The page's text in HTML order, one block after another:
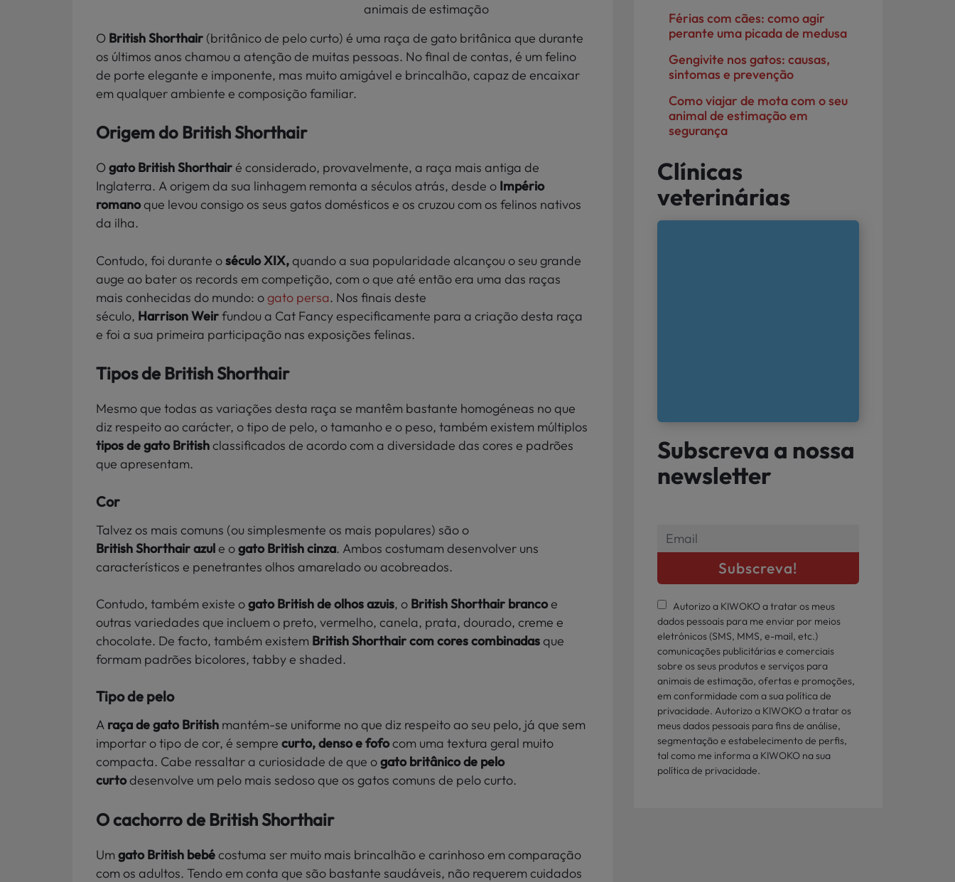
animais de estimação
O British Shorthair (britânico de pelo curto) é uma raça de gato britânica que durante
os últimos anos chamou a atenção de muitas pessoas. No final de contas, é um felino
de porte elegante e imponente, mas muito amigável e brincalhão, capaz de encaixar
em qualquer ambiente e composição familiar.
Origem do British Shorthair
Ogato British Shorthairé considerado, provavelmente, a raça mais antiga de
Inglaterra. A origem da sua linhagem remonta a séculos atrás, desde o Império
romanoque levou consigo os seus gatos domésticos e os cruzou com os felinos nativos
da ilha.
Contudo, foi durante oséculo XIX,quando a sua popularidade alcançou o seu grande
auge ao bater os records em competição, com o que até então era uma das raças
mais conhecidas do mundo: ogato persa. Nos finais deste
século, Harrison Weirfundou a Cat Fancy especificamente para a criação desta raça
e foi a sua primeira participação nas exposições felinas.
Tipos de British Shorthair
Mesmo que todas as variações desta raça se mantêm bastante homogéneas no que
diz respeito ao carácter, o tipo de pelo, o tamanho e o peso, também existem múltiplos
tipos de gato Britishclassificados de acordo com a diversidade das cores e padrões
que apresentam.
Cor
Talvez os mais comuns (ou simplesmente os mais populares) são o
British Shorthair azule ogato British cinza. Ambos costumam desenvolver uns
característicos e penetrantes olhos amarelado ou acobreados.
Contudo, também existe ogato British de olhos azuis, o British Shorthair brancoe
outras variedades que incluem o preto, vermelho, canela, prata, dourado, creme e
chocolate. De facto, também existem British Shorthair com cores combinadasque
formam padrões bicolores, tabby e shaded.
Tipo de pelo
A raça de gato British mantém-se uniforme no que diz respeito ao seu pelo, já que sem
importar o tipo de cor, é sempre curto, denso e fofocom uma textura geral muito
compacta. Cabe ressaltar a curiosidade de que ogato britânico de pelo
curtodesenvolve um pelo mais sedoso que os gatos comuns de pelo curto.
O cachorro de British Shorthair
Um gato British bebécostuma ser muito mais brincalhão e carinhoso em comparação
com os adultos. Tendo em conta que são bastante saudáveis, não requerem cuidados
Férias com cães: como agir
perante uma picada de medusa
Gengivite nos gatos: causas,
sintomas e prevenção
Como viajar de mota com o seu
animal de estimação em
segurança
Clínicas
veterinárias
Subscreva a nossa
newsletter
Autorizo a KIWOKO a tratar os meus
dados pessoais para me enviar por meios
eletrónicos (SMS, MMS, e-mail, etc.)
comunicações publicitárias e comerciais
sobre os seus produtos e serviços para
animais de estimação, ofertas e promoções,
em conformidade com a sua política de
privacidade. Autorizo a KIWOKO a tratar os
meus dados pessoais para fins de análise,
segmentação e estabelecimento de perfis,
tal como me informa a KIWOKO na sua
política de privacidade.